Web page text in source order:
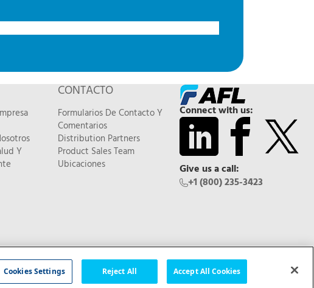
Y
CONTACTO
Formularios De Contacto Y
Comentarios
Distribution Partners
Product Sales Team
Ubicaciones
Connect with us:
Give us a call:
+1 (800) 235-3423
Cookies Settings Reject All Accept All CookiesFeedback